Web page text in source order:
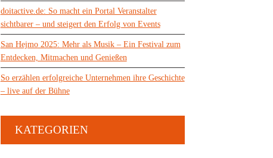
doitactive.de: So macht ein Portal Veranstalter
sichtbarer – und steigert den Erfolg von Events
San Hejmo 2025: Mehr als Musik – Ein Festival zum
Entdecken, Mitmachen und Genießen
So erzählen erfolgreiche Unternehmen ihre Geschichte
– live auf der Bühne
KATEGORIEN